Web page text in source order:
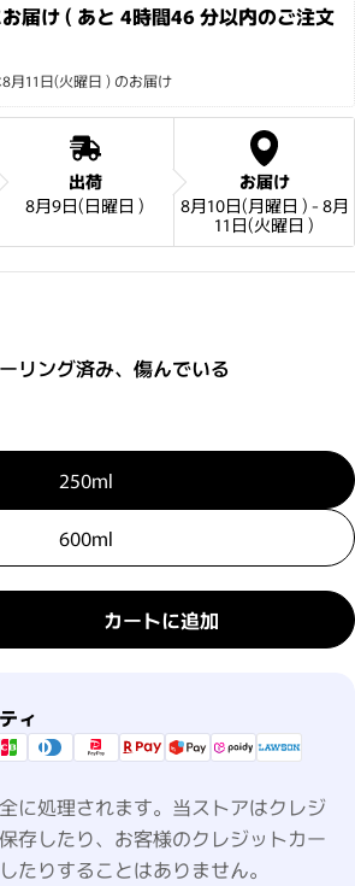
届け ( あと 4時間46 分以内のご注文
月11日(火曜日 ) のお届け
出荷
8月9日(日曜日 )
お届け
8月10日(月曜日 ) - 8月
11日(火曜日 )
リング済み、傷んでいる
250ml
600ml
ラーケア シャンプー SWEETIA/ス
ター カラーケア シャンプー
カートに追加
ィ
に処理されます。当ストアはクレジ
存したり、お客様のクレジットカー
たりすることはありません。